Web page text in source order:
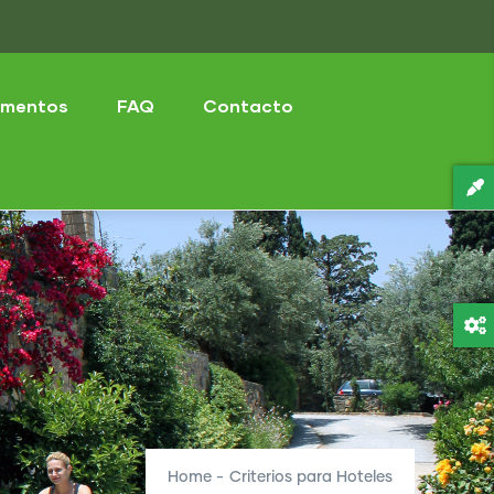
FAQ Contacto
Home - Criterios para Hoteles